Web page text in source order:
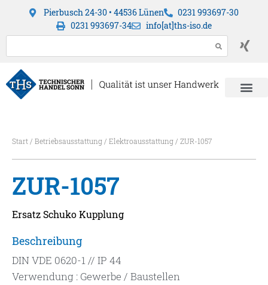
Pierbusch 24-30 • 44536 Lünen
0231 993697-30
0231 993697-34
info[at]ths-iso.de
Start/ Betriebsausstattung/ Elektroausstattung/ ZUR-1057
ZUR-1057
Ersatz Schuko Kupplung
Beschreibung
DIN VDE 0620-1 // IP 44
Verwendung : Gewerbe / Baustellen